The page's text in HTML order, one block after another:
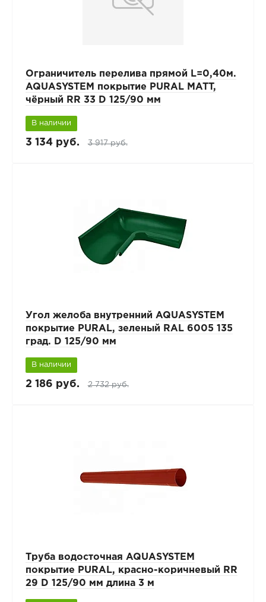
Ограничитель перелива прямой L=0,40м.
AQUASYSTEM покрытие PURAL MATT,
чёрный RR 33 D 125/90 мм
В наличии
3 134 руб. 3 917 руб.
Угол желоба внутренний AQUASYSTEM
покрытие PURAL, зеленый RAL 6005 135
град. D 125/90 мм
В наличии
2 186 руб. 2 732 руб.
Труба водосточная AQUASYSTEM
покрытие PURAL, красно-коричневый RR
29 D 125/90 мм длина 3 м